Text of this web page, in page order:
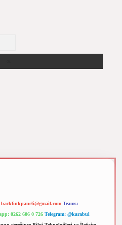
backlinkpaneli@gmail.com Teams:
0262 606 0 726 Telegram: @karabul